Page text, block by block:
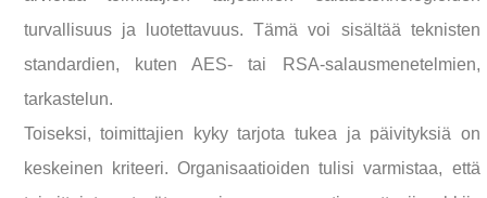
turvallisuus ja luotettavuus. Tämä voi sisältää teknisten
standardien, kuten AES- tai RSA-salausmenetelmien,
tarkastelun.
Toiseksi, toimittajien kyky tarjota tukea ja päivityksiä on
keskeinen kriteeri. Organisaatioiden tulisi varmistaa, että